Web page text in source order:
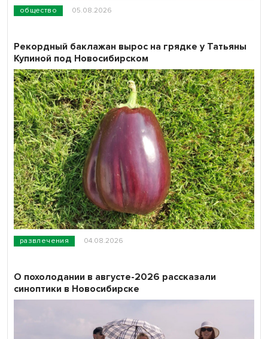
общество 05.08.2026
развлечения 04.08.2026
Рекордный баклажан вырос на грядке у Татьяны
Купиной под Новосибирском
О похолодании в августе-2026 рассказали
синоптики в Новосибирске